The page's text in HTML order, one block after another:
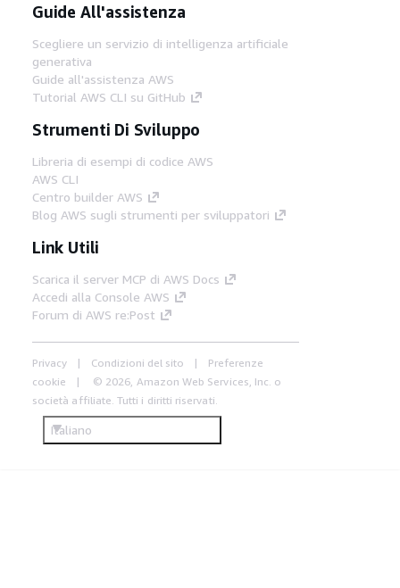
Guide All'assistenza
Scegliere un servizio di intelligenza artificiale
generativa
Guide all'assistenza AWS
Tutorial AWS CLI su GitHub
Strumenti Di Sviluppo
Libreria di esempi di codice AWS
AWS CLI
Centro builder AWS
Blog AWS sugli strumenti per sviluppatori
Link Utili
Scarica il server MCP di AWS Docs
Accedi alla Console AWS
Forum di AWS re:Post
Privacy Condizioni del sito
Preferenze
cookie
© 2026, Amazon Web Services, Inc. o
società affiliate. Tutti i diritti riservati.
Italiano